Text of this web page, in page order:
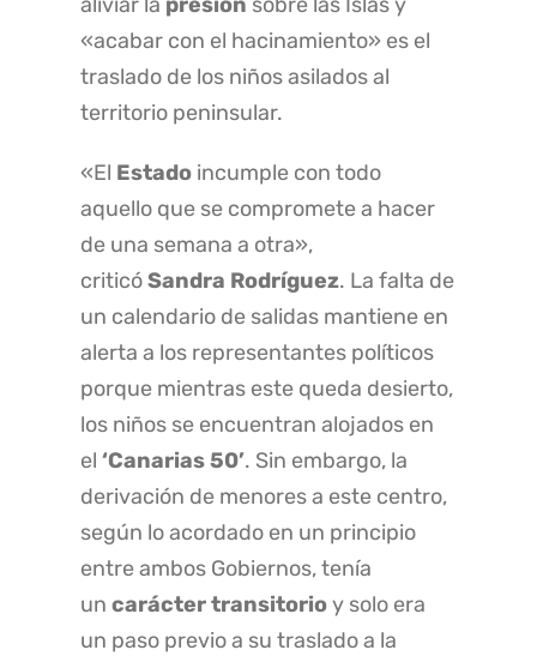
«acabar con el hacinamiento» es el
traslado de los niños asilados al
territorio peninsular.
«El Estado incumple con todo
aquello que se compromete a hacer
de una semana a otra»,
criticóSandra Rodríguez. La falta de
un calendario de salidas mantiene en
alerta a los representantes políticos
porque mientras este queda desierto,
los niños se encuentran alojados en
el ‘Canarias 50’. Sin embargo, la
derivación de menores a este centro,
según lo acordado en un principio
entre ambos Gobiernos, tenía
un carácter transitorioy solo era
un paso previo a su traslado a la